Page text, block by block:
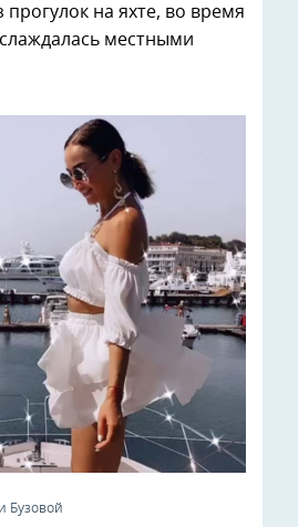
на яхте, во время
местными
Бузовой